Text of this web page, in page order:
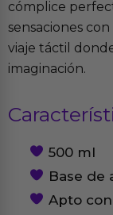
cómplice
sensaciones
viaje táctil
imaginación.
500 ml
Base de
Apto